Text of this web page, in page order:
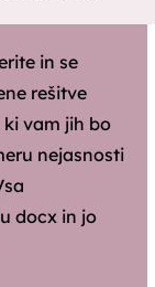
in se
rešitve
vam jih bo
nejasnosti
docx in jo